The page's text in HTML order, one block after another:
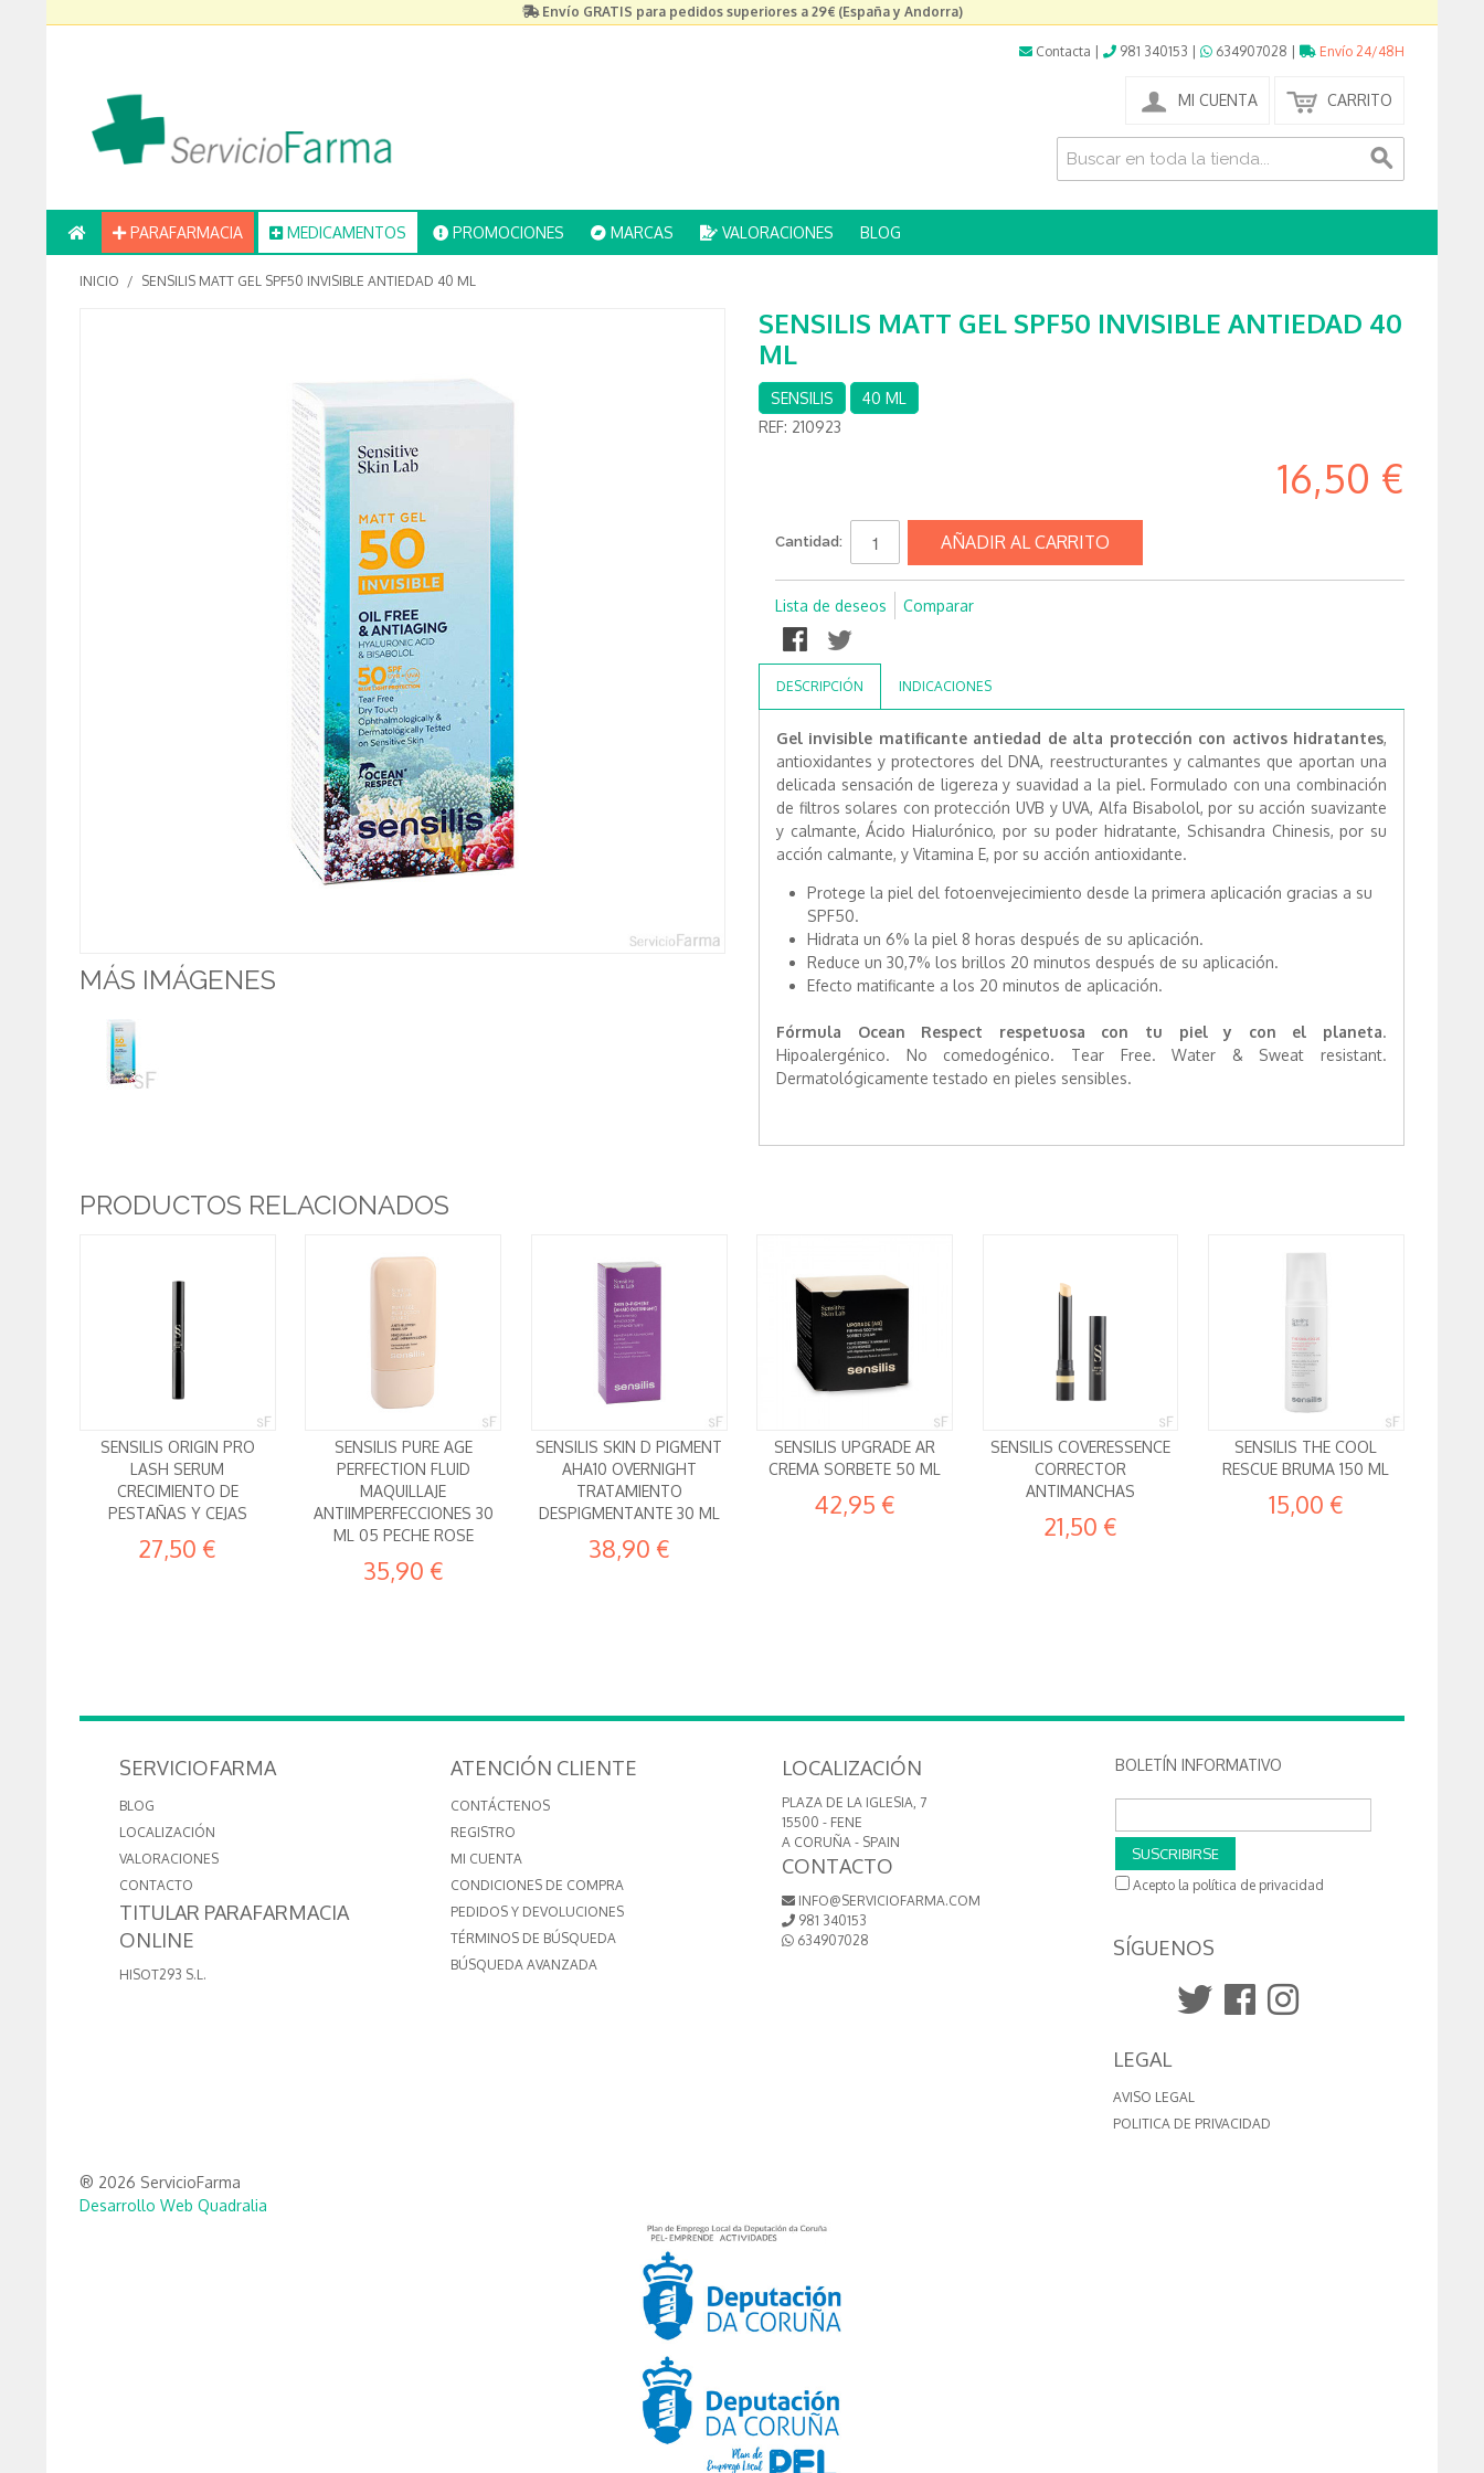
Envío GRATIS para pedidos superiores a 29€ (España y Andorra)
Contacta 981 340153 634907028 Envío 24/48H
MI CUENTA CARRITO
PARAFARMACIA MEDICAMENTOS PROMOCIONES MARCAS VALORACIONES BLOG
INICIO / SENSILIS MATT GEL SPF50 INVISIBLE ANTIEDAD 40 ML
MÁS IMÁGENES
SENSILIS MATT GEL SPF50 INVISIBLE ANTIEDAD 40
ML
SENSILIS
40 ML
REF: 210923
16,50 €
Cantidad: AÑADIR AL CARRITO
Lista de deseos Comparar
DESCRIPCIÓN INDICACIONES
Gel invisible matificante antiedad de alta protección con activos hidratantes,
antioxidantes y protectores del DNA, reestructurantes y calmantes que aportan una
delicada sensación de ligereza y suavidad a la piel. Formulado con una combinación
de filtros solares con protección UVB y UVA, Alfa Bisabolol, por su acción suavizante
y calmante, Ácido Hialurónico, por su poder hidratante, Schisandra Chinesis, por su
acción calmante, y Vitamina E, por su acción antioxidante.
Protege la piel del fotoenvejecimiento desde la primera aplicación gracias a su
SPF50.
Hidrata un 6% la piel 8 horas después de su aplicación.
Reduce un 30,7% los brillos 20 minutos después de su aplicación.
Efecto matificante a los 20 minutos de aplicación.
Fórmula Ocean Respect respetuosa con tu piel y con el planeta.
Hipoalergénico. No comedogénico. Tear Free. Water & Sweat resistant.
Dermatológicamente testado en pieles sensibles.
PRODUCTOS RELACIONADOS
SENSILIS ORIGIN PRO
LASH SERUM
CRECIMIENTO DE
PESTAÑAS Y CEJAS
27,50 €
SENSILIS PURE AGE
PERFECTION FLUID
MAQUILLAJE
ANTIIMPERFECCIONES 30
ML 05 PECHE ROSE
35,90 €
SENSILIS SKIN D PIGMENT
AHA10 OVERNIGHT
TRATAMIENTO
DESPIGMENTANTE 30 ML
38,90 €
SENSILIS UPGRADE AR
CREMA SORBETE 50 ML
42,95 €
SENSILIS COVERESSENCE
CORRECTOR
ANTIMANCHAS
21,50 €
SENSILIS THE COOL
RESCUE BRUMA 150 ML
15,00 €
SERVICIOFARMA
BLOG
LOCALIZACIÓN
VALORACIONES
CONTACTO
TITULAR PARAFARMACIA
ONLINE
HISOT293 S.L.
ATENCIÓN CLIENTE
CONTÁCTENOS
REGISTRO
MI CUENTA
CONDICIONES DE COMPRA
PEDIDOS Y DEVOLUCIONES
TÉRMINOS DE BÚSQUEDA
BÚSQUEDA AVANZADA
LOCALIZACIÓN
PLAZA DE LA IGLESIA, 7
15500 - FENE
A CORUÑA - SPAIN
CONTACTO
INFO@SERVICIOFARMA.COM
981 340153
634907028
BOLETÍN INFORMATIVO
SUSCRIBIRSE
Acepto la política de privacidad
SÍGUENOS
LEGAL
AVISO LEGAL
POLITICA DE PRIVACIDAD
® 2026 ServicioFarma
Desarrollo Web Quadralia